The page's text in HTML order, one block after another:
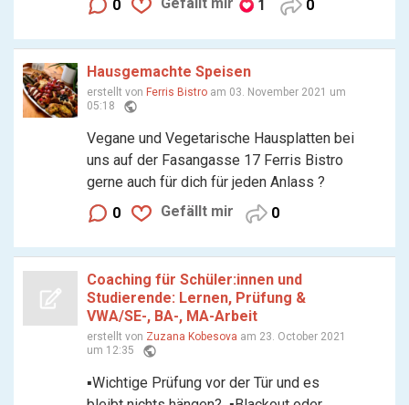
0
1 0
Hausgemachte Speisen
erstellt von Ferris Bistro am 03. November 2021 um
05:18 public
Vegane und Vegetarische Hausplatten bei
uns auf der Fasangasse 17 Ferris Bistro
gerne auch für dich für jeden Anlass ?
0
Gefällt mir 0
Coaching für Schüler:innen und
Studierende: Lernen, Prüfung &
VWA/SE-, BA-, MA-Arbeit
erstellt von Zuzana Kobesova am 23. October 2021
um 12:35 public
▪︎Wichtige Prüfung vor der Tür und es